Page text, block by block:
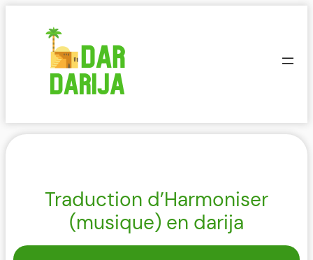
Traduction d’Harmoniser
(musique) en darija